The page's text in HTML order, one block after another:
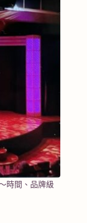
時間、品牌級